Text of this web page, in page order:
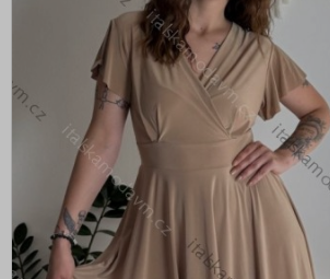
Obuv - Boty
Oblečení bez potisku
Extravagantní móda